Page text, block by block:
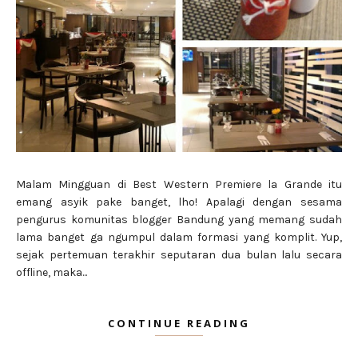
Malam Mingguan di Best Western Premiere la Grande itu
emang asyik pake banget, lho! Apalagi dengan sesama
pengurus komunitas blogger Bandung yang memang sudah
lama banget ga ngumpul dalam formasi yang komplit. Yup,
sejak pertemuan terakhir seputaran dua bulan lalu secara
offline, maka...
CONTINUE READING